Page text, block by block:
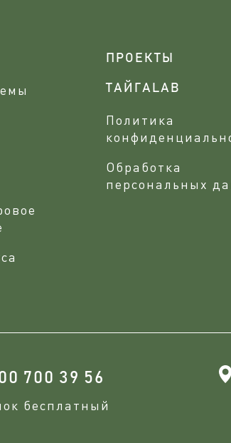
ПРОЕКТЫ
ТАЙГАLAB
Политика
Обработка
персональных
700 39 56
бесплатный